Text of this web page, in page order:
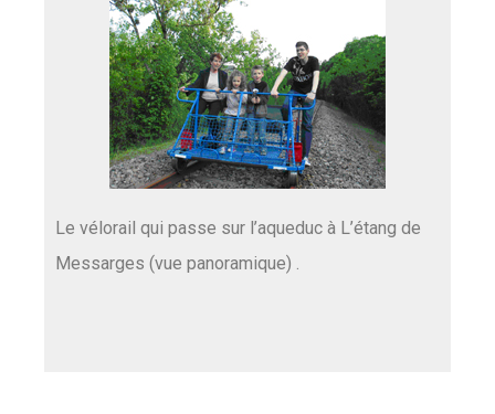
Le vélorail qui passe sur l’aqueduc à L’étang de
Messarges (vue panoramique) .